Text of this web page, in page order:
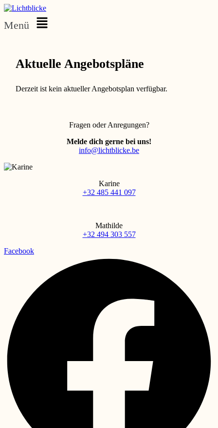
Menü
Aktuelle Angebotspläne
Derzeit ist kein aktueller Angebotsplan verfügbar.
Fragen oder Anregungen?
Melde dich gerne bei uns!
info@lichtblicke.be
Karine
+32 485 441 097
Mathilde
+32 494 303 557
Facebook